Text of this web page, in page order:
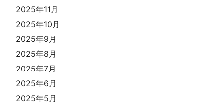
2025年11月
2025年10月
2025年9月
2025年8月
2025年7月
2025年6月
2025年5月